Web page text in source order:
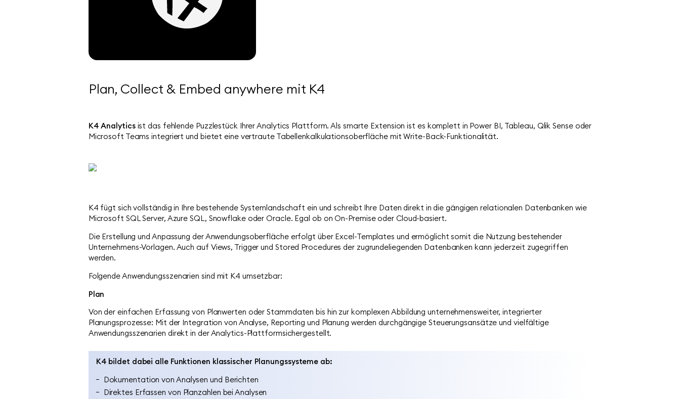
Plan, Collect & Embed anywhere mit K4
K4 Analytics ist das fehlende Puzzlestück Ihrer Analytics Plattform. Als smarte Extension ist es komplett in Power BI, Tableau, Qlik Sense oder
Microsoft Teams integriert und bietet eine vertraute Tabellenkalkulationsoberfläche mit Write-Back-Funktionalität.
K4 fügt sich vollständig in Ihre bestehende Systemlandschaft ein und schreibt Ihre Daten direkt in die gängigen relationalen Datenbanken wie
Microsoft SQL Server, Azure SQL, Snowflake oder Oracle. Egal ob on On-Premise oder Cloud-basiert.
Die Erstellung und Anpassung der Anwendungsoberfläche erfolgt über Excel-Templates und ermöglicht somit die Nutzung bestehender
Unternehmens-Vorlagen. Auch auf Views, Trigger und Stored Procedures der zugrundeliegenden Datenbanken kann jederzeit zugegriffen
werden.
Folgende Anwendungsszenarien sind mit K4 umsetzbar:
Plan
Von der einfachen Erfassung von Planwerten oder Stammdaten bis hin zur komplexen Abbildung unternehmensweiter, integrierter
Planungsprozesse: Mit der Integration von Analyse, Reporting und Planung werden durchgängige Steuerungsansätze und vielfältige
Anwendungsszenarien direkt in der Analytics-Plattformsichergestellt.
K4 bildet dabei alle Funktionen klassischer Planungssysteme ab:
Dokumentation von Analysen und Berichten
Direktes Erfassen von Planzahlen bei Analysen